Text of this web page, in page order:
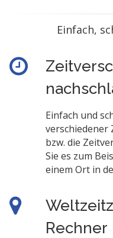
Einfach,
Einfach und
verschiedener
bzw. die
Sie es zum
einem Ort in
Rechner